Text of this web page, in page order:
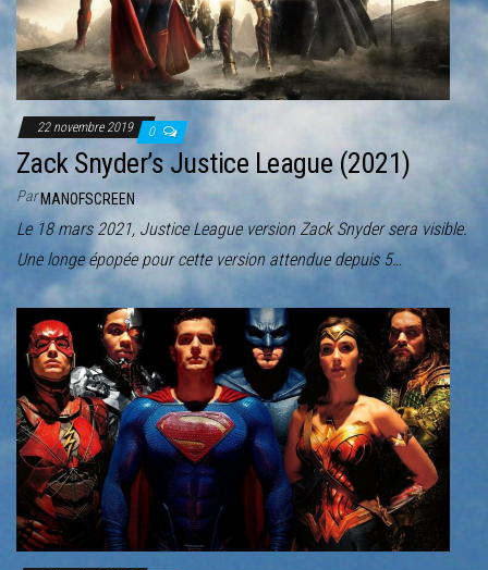
a
t
i
o
n
22 novembre 2019 0
Zack Snyder’s Justice League (2021)
ParMANOFSCREEN
Le 18 mars 2021, Justice League version Zack Snyder sera visible.
Une longe épopée pour cette version attendue depuis 5…